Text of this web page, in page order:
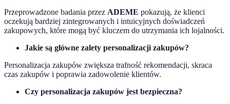
Przeprowadzone badania przez ADEME pokazują, że klienci
oczekują bardziej zintegrowanych i intuicyjnych doświadczeń
zakupowych, które mogą być kluczem do utrzymania ich lojalności.
Jakie są główne zalety personalizacji zakupów?
Personalizacja zakupów zwiększa trafność rekomendacji, skraca
czas zakupów i poprawia zadowolenie klientów.
Czy personalizacja zakupów jest bezpieczna?